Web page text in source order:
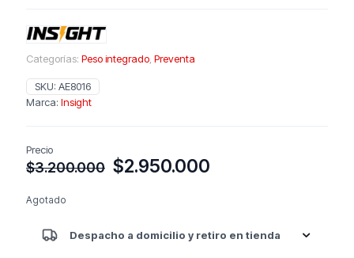
Categorías: Peso integrado, Preventa
SKU: AE8016
Marca: Insight
Precio
$3.200.000 El
$3.200.000.
$2.950.000
$2.950.000.
Agotado
Despacho a domicilio y retiro en tienda